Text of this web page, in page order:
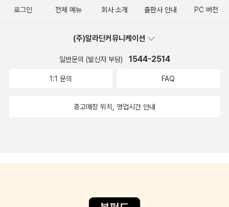
을 하지 못하는 사일러스일까? 누군가는 해야 하고, 우리 모두는
기보다 약한 상대에게 똑같이 말로 상처를 준다. 손가락질 하던
상대의 모습이 곧 나였음을 돌아보아야 한다. 이 책은 거짓을 이
여주기도 한다. 그런 면에서 초등 고학년부터 성인까지 폭넓게 읽
의 왕국을 화면으로 시청하는 느낌을 받는다. 2편이 기다려지고,
로그인 전체 메뉴 회사 소개 출판사 안내 PC 버전
(주)알라딘커뮤니케이션
일반문의 (발신자 부담) 1544-2514
1:1 문의 FAQ
중고매장 위치, 영업시간 안내